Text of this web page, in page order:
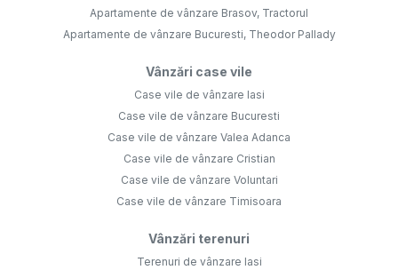
Apartamente de vânzare Brasov, Tractorul
Apartamente de vânzare Bucuresti, Theodor Pallady
Vânzări case vile
Case vile de vânzare Iasi
Case vile de vânzare Bucuresti
Case vile de vânzare Valea Adanca
Case vile de vânzare Cristian
Case vile de vânzare Voluntari
Case vile de vânzare Timisoara
Vânzări terenuri
Terenuri de vânzare Iasi